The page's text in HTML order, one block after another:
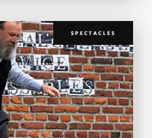
SPECTACLES